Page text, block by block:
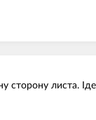
сторону листа.